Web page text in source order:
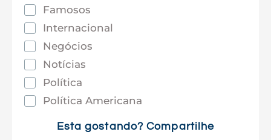
Famosos
Internacional
Negócios
Notícias
Política
Política Americana
Esta gostando? Compartilhe